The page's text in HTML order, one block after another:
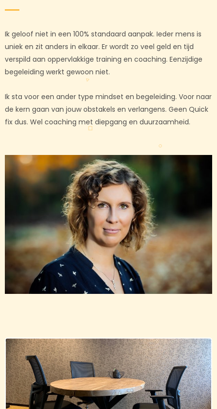
Ik geloof niet in een 100% standaard aanpak. Ieder mens is
uniek en zit anders in elkaar. Er wordt zo veel geld en tijd
verspild aan oppervlakkige training en coaching. Eenzijdige
begeleiding werkt gewoon niet.
Ik sta voor een ander type mindset en begeleiding. Voor naar
de kern gaan van jouw obstakels en verlangens. Geen Quick
fix dus. Wel coaching met diepgang en duurzaamheid.